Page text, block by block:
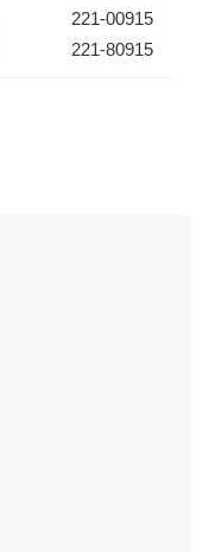
221-00915
221-80915